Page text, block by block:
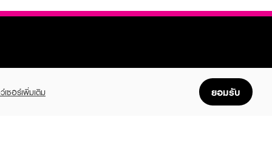
เซอร์เพิ่มเติม ยอมรับ
FOLLOW US